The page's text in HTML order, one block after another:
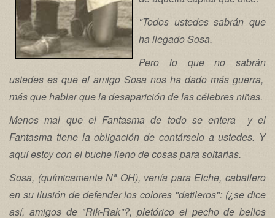
"Todos ustedes sabrán que
ha llegado Sosa.
Pero lo que no sabrán
ustedes es que el amigo Sosa nos ha dado más guerra,
más que hablar que la desaparición de las célebres niñas.
Menos mal que el Fantasma de todo se entera y el
Fantasma tiene la obligación de contárselo a ustedes. Y
aquí estoy con el buche lleno de cosas para soltarlas.
Sosa, (químicamente Nª OH), venía para Elche, caballero
en su ilusión de defender los colores "datileros": (¿se dice
así, amigos de "Rik-Rak"?, pletórico el pecho de bellos